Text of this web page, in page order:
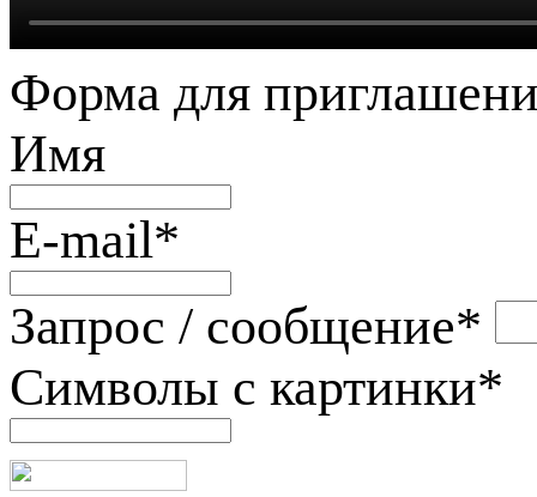
Форма для
Имя
E-mail*
Запрос / сообщение*
Символы с картинки*